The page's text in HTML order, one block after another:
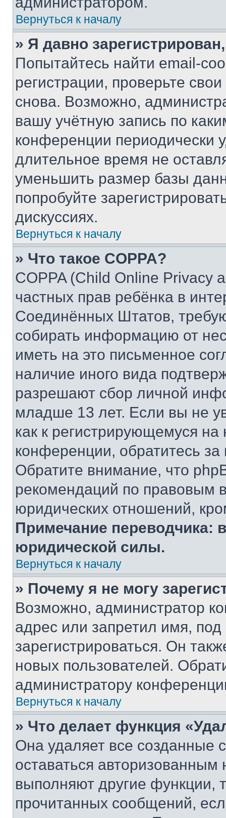
Вернуться к началу
» Я давно
Попытайтесь найти email-
регистрации, проверьте
снова. Возможно,
вашу учётную запись по
конференции периодически
длительное время не
уменьшить размер базы
попробуйте
дискуссиях.
Вернуться к началу
» Что такое COPPA?
COPPA (Child Online Privacy
частных прав ребёнка в
Соединённых Штатов,
собирать информацию от
иметь на это письменное
наличие иного вида
разрешают сбор личной
младше 13 лет. Если вы не
как к регистрирующемуся
конференции, обратитесь
Обратите внимание, что
рекомендаций по правовым
юридических отношений,
Примечание переводчика:
юридической силы.
Вернуться к началу
» Почему я не могу
Возможно, администратор
адрес или запретил имя,
зарегистрироваться. Он
новых пользователей.
администратору
Вернуться к началу
» Что делает функция
Она удаляет все созданные
оставаться
выполняют другие функции,
прочитанных сообщений,